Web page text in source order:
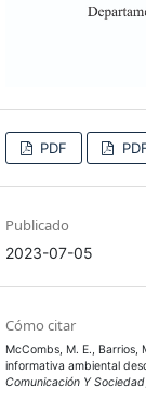
PDF
Publicado
2023-07-05
Cómo citar
McCombs, M. E., Barrios,
informativa ambiental
Comunicación Y Sociedad